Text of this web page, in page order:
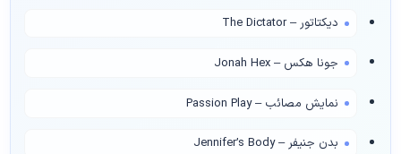
دیکتاتور – The Dictator
جونا هکس – Jonah Hex
نمایش مصائب – Passion Play
بدن جنیفر – Jennifer’s Body